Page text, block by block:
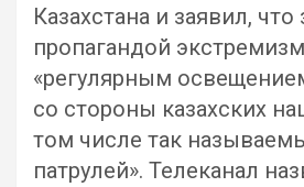
Казахстана и заявил,
пропагандой
«регулярным
со стороны казахских
том числе так
патрулей». Телеканал